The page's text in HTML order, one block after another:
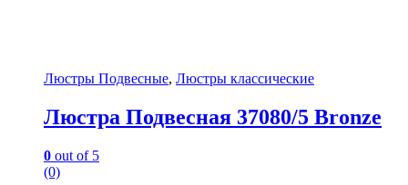
Люстры Подвесные, Люстры классические
Люстра Подвесная 37080/5 Bronze
0 out of 5
(0)